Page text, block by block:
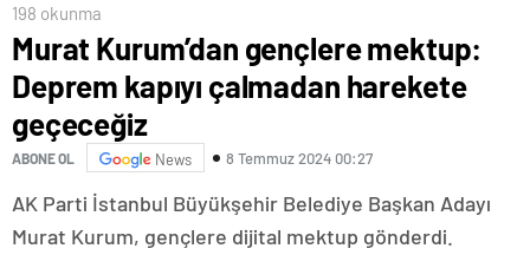
198 okunma
Murat Kurum’dan gençlere mektup:
Deprem kapıyı çalmadan harekete
geçeceğiz
ABONE OL News 8 Temmuz 2024 00:27
AK Parti İstanbul Büyükşehir Belediye Başkan Adayı
Murat Kurum, gençlere dijital mektup gönderdi.